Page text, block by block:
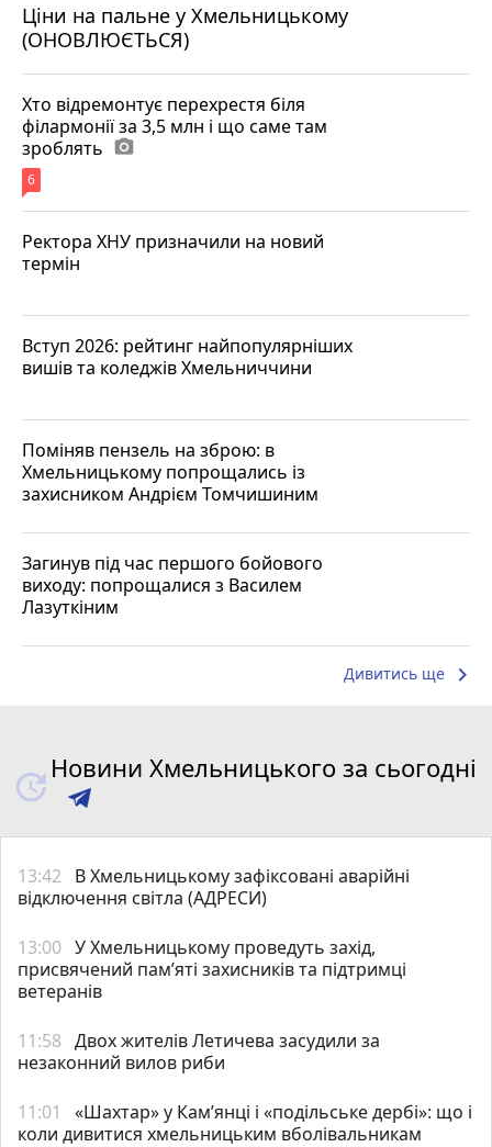
Ціни на пальне у Хмельницькому
(ОНОВЛЮЄТЬСЯ)
Хто відремонтує перехрестя біля
філармонії за 3,5 млн і що саме там
зроблять photo_camera
6
Ректора ХНУ призначили на новий
термін
Вступ 2026: рейтинг найпопулярніших
вишів та коледжів Хмельниччини
Поміняв пензель на зброю: в
Хмельницькому попрощались із
захисником Андрієм Томчишиним
Загинув під час першого бойового
виходу: попрощалися з Василем
Лазуткіним
Дивитись ще keyboard_arrow_right
Новини Хмельницького за сьогодні
13:42
В Хмельницькому зафіксовані аварійні
відключення світла (АДРЕСИ)
13:00 У Хмельницькому проведуть захід,
присвячений пам’яті захисників та підтримці
ветеранів
11:58 Двох жителів Летичева засудили за
незаконний вилов риби
11:01
«Шахтар» у Камʼянці і «подільське дербі»: що і
коли дивитися хмельницьким вболівальникам